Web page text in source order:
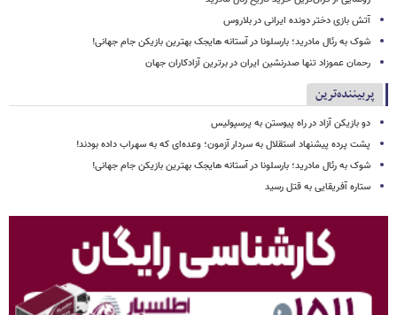
آتش بازی دختر دونده ایرانی در بلاروس
شوک به رئال مادرید؛ بارسلونا در آستانه هایجک بهترین بازیکن جام جهانی!
رحمان عموزاد تنها صدرنشین ایران در برترین آزادکاران جهان
پربیننده‌ترین
دو بازیکن آزاد در راه پیوستن به پرسپولیس
پشت پرده پیشنهاد استقلال به سردار آزمون؛ وعده‌ای که به سهراب داده بودند!
شوک به رئال مادرید؛ بارسلونا در آستانه هایجک بهترین بازیکن جام جهانی!
ستاره آفریقایی به قتل رسید